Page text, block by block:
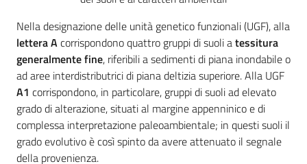
Nella designazione delle unità genetico funzionali (UGF), alla
letteraAcorrispondono quattro gruppi di suoli atessitura
generalmente fine, riferibili a sedimenti di piana inondabile o
ad aree interdistributrici di piana deltizia superiore. Alla UGF
A1 corrispondono, in particolare, gruppi di suoli ad elevato
grado di alterazione, situati al margine appenninico e di
complessa interpretazione paleoambientale; in questi suoli il
grado evolutivo è così spinto da avere attenuato il segnale
della provenienza.